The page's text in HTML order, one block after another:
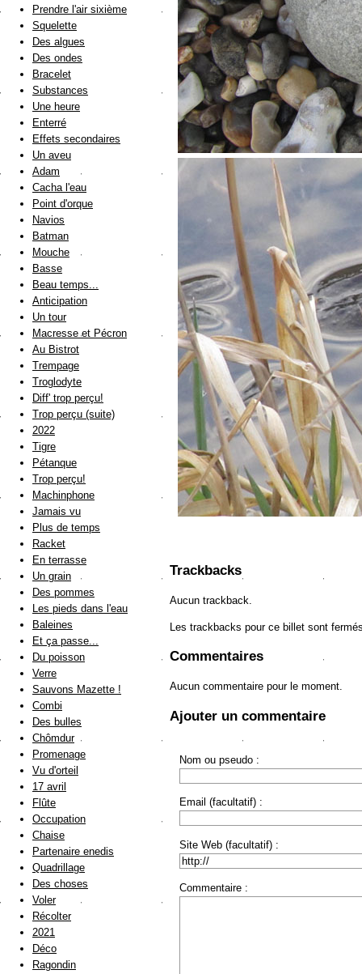
Trackbacks
Aucun trackback.
Les trackbacks pour ce billet sont
Commentaires
Aucun commentaire pour le moment.
Ajouter un commentaire
Nom ou pseudo :
Email (facultatif) :
Site Web (facultatif) :
Commentaire :
Prendre l'air sixième
Squelette
Des algues
Des ondes
Bracelet
Substances
Une heure
Enterré
Effets secondaires
Un aveu
Adam
Cacha l'eau
Point d'orque
Navios
Batman
Mouche
Basse
Beau temps...
Anticipation
Un tour
Macresse et Pécron
Au Bistrot
Trempage
Troglodyte
Diff' trop perçu!
Trop perçu (suite)
2022
Tigre
Pétanque
Trop perçu!
Machinphone
Jamais vu
Plus de temps
Racket
En terrasse
Un grain
Des pommes
Les pieds dans l'eau
Baleines
Et ça passe...
Du poisson
Verre
Sauvons Mazette !
Combi
Des bulles
Chômdur
Promenage
Vu d'orteil
17 avril
Flûte
Occupation
Chaise
Partenaire enedis
Quadrillage
Des choses
Voler
Récolter
2021
Déco
Ragondin